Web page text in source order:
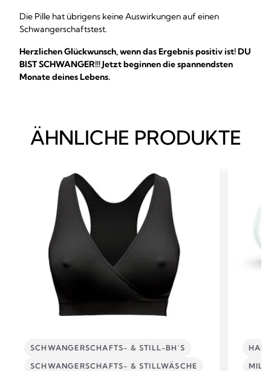
Die Pille hat übrigens keine Auswirkungen auf einen
Schwangerschaftstest.
Herzlichen Glückwunsch, wenn das Ergebnis positiv ist! DU
BIST SCHWANGER!!! Jetzt beginnen die spannendsten
Monate deines Lebens.
ÄHNLICHE PRODUKTE
SCHWANGERSCHAFTS- & STILL-BH'S
SCHWANGERSCHAFTS- & STILLWÄSCHE